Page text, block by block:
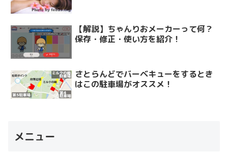
【解説】ちゃんりおメーカーって何？
保存・修正・使い方を紹介！
さとらんどでバーベキューをするとき
はこの駐車場がオススメ！
メニュー